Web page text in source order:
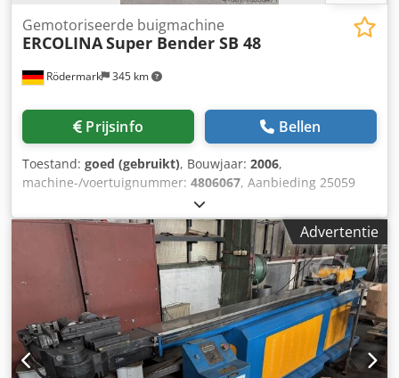
Rödermark 345 km
Gemotoriseerde buigmachine
ERCOLINASuper Bender SB 48
Prijsinfo Bellen
Toestand: goed (gebruikt), Bouwjaar: 2006,
machine-/voertuignummer: 4806067, Aanbieding 25059
Technische gegevens: - Buigcapaciteit buis bij 45 kg/mm²
tot Ø 48 X 3,5 mm - Vast materiaal tot 30 mm - Buighoek 0 -
180 ° - grootste gemiddelde buigradius Rm 225 mm -
kleinste binnenbuigradius Ri 10 mm - Aandrijving 220 V /
1,7 Kw Dcsdjv Dux Dopfx Aguek - Ruimtebehoefte ca. B 400
x H 950 x D 600 mm - Gewicht ca. 100 kg - met -
buighoekvoorkeuze - Digitale buighoekweergave + fijne
afstelling van de buighoek - Buiggereedschappen, Ø ½“ R
67 mm, Ø 1“ R 67 mm,
Advertentie